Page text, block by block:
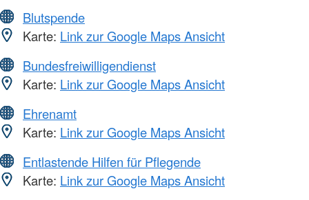
Blutspende
Karte: Link zur Google Maps Ansicht
Bundesfreiwilligendienst
Karte: Link zur Google Maps Ansicht
Ehrenamt
Karte: Link zur Google Maps Ansicht
Entlastende Hilfen für Pflegende
Karte: Link zur Google Maps Ansicht